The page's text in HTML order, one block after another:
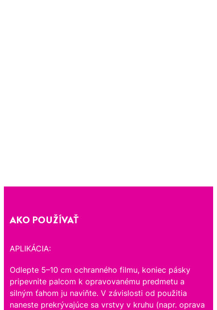
AKO POUŽÍVAŤ
APLIKÁCIA:
Odlepte 5–10 cm ochranného filmu, koniec pásky
pripevnite palcom k opravovanému predmetu a
silným ťahom ju naviňte. V závislosti od použitia
naneste prekrývajúce sa vrstvy v kruhu (napr. oprava